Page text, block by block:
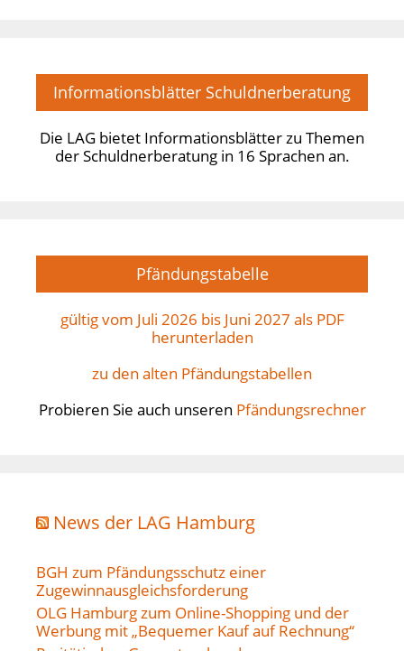
Informationsblätter Schuldnerberatung
Die LAG bietet Informationsblätter zu Themen
der Schuldnerberatung in 16 Sprachen an.
Pfändungstabelle
gültig vom Juli 2026 bis Juni 2027 als PDF
herunterladen
zu den alten Pfändungstabellen
Probieren Sie auch unseren Pfändungsrechner
News der LAG Hamburg
BGH zum Pfändungsschutz einer
Zugewinnausgleichsforderung
OLG Hamburg zum Online-Shopping und der
Werbung mit „Bequemer Kauf auf Rechnung“